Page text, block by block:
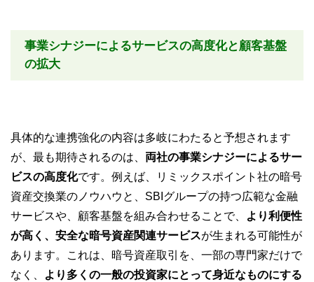
事業シナジーによるサービスの高度化と顧客基盤
の拡大
具体的な連携強化の内容は多岐にわたると予想されます
が、最も期待されるのは、 両社の事業シナジーによるサー
ビスの高度化です。例えば、リミックスポイント社の暗号
資産交換業のノウハウと、SBIグループの持つ広範な金融
サービスや、顧客基盤を組み合わせることで、
より利便性
が高く、安全な暗号資産関連サービスが生まれる可能性が
あります。これは、暗号資産取引を、一部の専門家だけで
なく、
より多くの一般の投資家にとって身近なものにする